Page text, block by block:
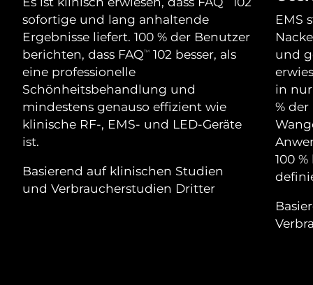
sofortige und lang anhaltende
Ergebnisse liefert. 100 % der Benutzer
berichten, dass FAQTM
102 besser, als
eine professionelle
Schönheitsbehandlung und
mindestens genauso effizient wie
klinische RF-, EMS- und LED-Geräte
ist.
Basierend auf klinischen Studien
und Verbraucherstudien Dritter
EMS
und
in
%
100
For healthy hair
18% PAP
Kosmetik Männer
Kaufe alles
FOREO APP
ÜBER
Gibraltar
Erwartete Lieferung
13/08/2026
Griechenland
Erwartete Lieferung
Sonderverwaltungsregion
Hongkong
Erwartete Lieferung
10/08/2026
Ungarn
Erwartete Lieferung
09/08/2026
Island
Erwartete Lieferung
Erwartete Lieferung